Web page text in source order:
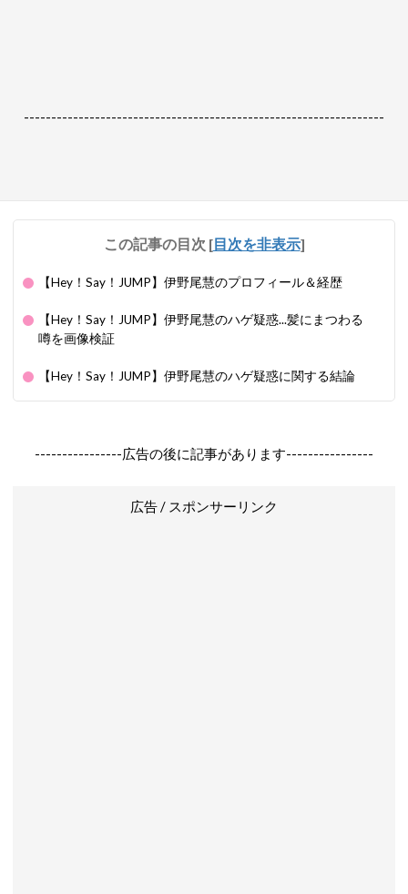
------------------------------------------------------------------
この記事の目次 [目次を非表示]
【Hey！Say！JUMP】伊野尾慧のプロフィール＆経歴
【Hey！Say！JUMP】伊野尾慧のハゲ疑惑...髪にまつわる
噂を画像検証
【Hey！Say！JUMP】伊野尾慧のハゲ疑惑に関する結論
----------------広告の後に記事があります----------------
広告 / スポンサーリンク